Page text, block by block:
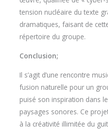
tension nucléaire du texte
dramatiques, faisant de
répertoire du groupe.
Conclusion;
Il s’agit d’une rencontre
fusion naturelle pour un
puisé son inspiration dans
paysages sonores. Ce
à la créativité illimitée du